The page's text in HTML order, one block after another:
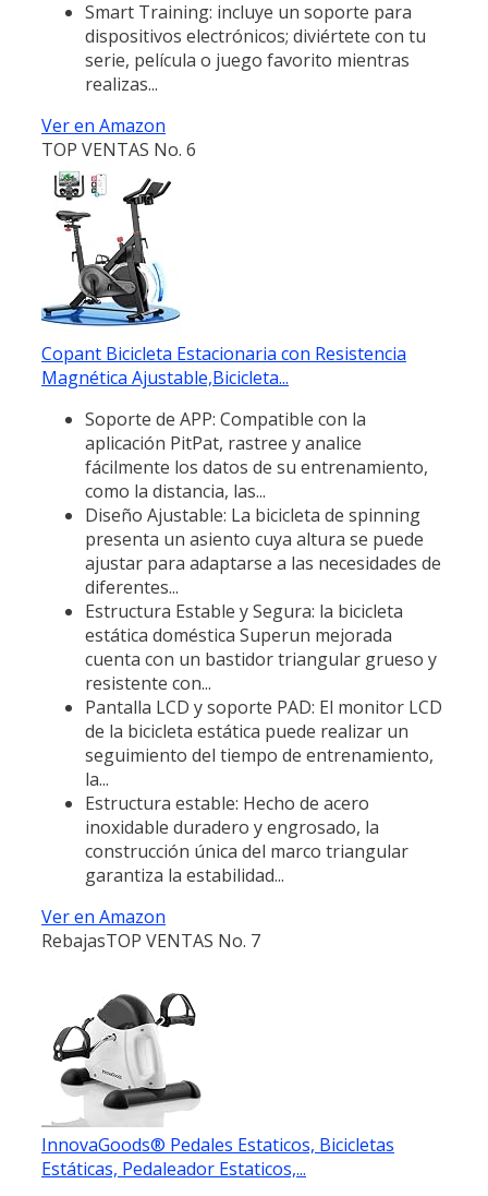
Smart Training: incluye un soporte para
dispositivos electrónicos; diviértete con tu
serie, película o juego favorito mientras
realizas...
Ver en Amazon
TOP VENTAS No. 6
Copant Bicicleta Estacionaria con Resistencia
Magnética Ajustable,Bicicleta...
Soporte de APP: Compatible con la
aplicación PitPat, rastree y analice
fácilmente los datos de su entrenamiento,
como la distancia, las...
Diseño Ajustable: La bicicleta de spinning
presenta un asiento cuya altura se puede
ajustar para adaptarse a las necesidades de
diferentes...
Estructura Estable y Segura: la bicicleta
estática doméstica Superun mejorada
cuenta con un bastidor triangular grueso y
resistente con...
Pantalla LCD y soporte PAD: El monitor LCD
de la bicicleta estática puede realizar un
seguimiento del tiempo de entrenamiento,
la...
Estructura estable: Hecho de acero
inoxidable duradero y engrosado, la
construcción única del marco triangular
garantiza la estabilidad...
Ver en Amazon
RebajasTOP VENTAS No. 7
InnovaGoods® Pedales Estaticos, Bicicletas
Estáticas, Pedaleador Estaticos,...